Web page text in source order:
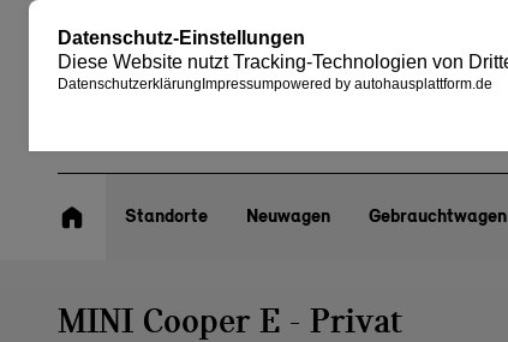
Standorte Neuwagen Gebrauchtwagen
MINI Cooper E - Privat